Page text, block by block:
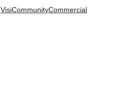
VisiCommunityCommercial